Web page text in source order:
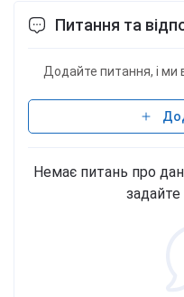
Аллергены: молоко.
Питання та
Додайте питання, і ми
Немає питань про